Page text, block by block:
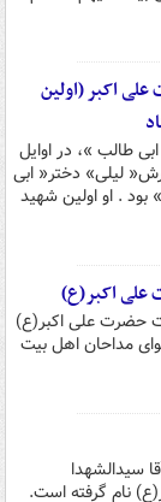
اکبر (اولین
طالب »، در اوایل
لیلی» دختر« ابی
. او اولین شهید
اکبر(ع)
حضرت علی اکبر(ع)
مداحان اهل بیت
سیدالشهدا
نام گرفته است.